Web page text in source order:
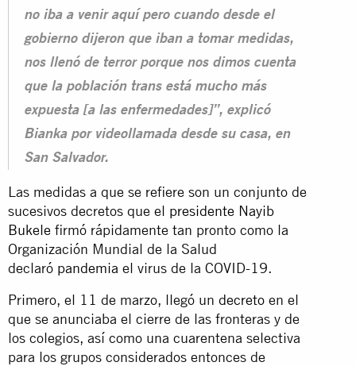
no iba a venir aquí pero cuando desde el
gobierno dijeron que iban a tomar medidas,
nos llenó de terror porque nos dimos cuenta
que la población trans está mucho más
expuesta [a las enfermedades]”, explicó
Bianka por videollamada desde su casa, en
San Salvador.
Las medidas a que se refiere son un conjunto de
sucesivos decretos que el presidente Nayib
Bukele firmó rápidamente tan pronto como la
Organización Mundial de la Salud
declaró pandemia el virus de la COVID-19.
Primero, el 11 de marzo, llegó un decreto en el
que se anunciaba el cierre de las fronteras y de
los colegios, así como una cuarentena selectiva
para los grupos considerados entonces de